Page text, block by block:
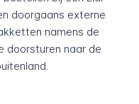
doorgaans externe
namens de
doorsturen naar de